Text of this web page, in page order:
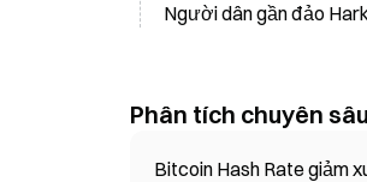
Người dân gần đảo
Phân tích chuyên sâu
Bitcoin Hash Rate giảm